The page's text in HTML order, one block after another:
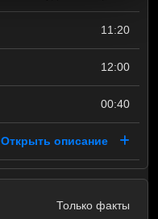
11:20
12:00
00:40
Открыть описание
Только факты